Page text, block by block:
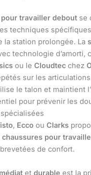
travailler debout se
techniques
la station prolongée. La
technologie d’amorti,
ou le Cloudtec chez
sur les
le talon et maintient
pour prévenir les
, Ecco ou Clarks
chaussures pour
de confort.
et durable est la